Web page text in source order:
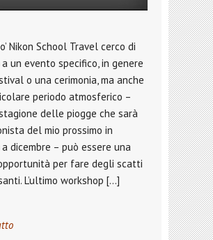
Nikon School Travel cerco di
un evento specifico, in genere
o una cerimonia, ma anche
periodo atmosferico –
delle piogge che sarà
del mio prossimo in
a dicembre – può essere una
per fare degli scatti
L’ultimo workshop […]